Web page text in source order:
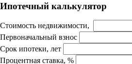
Ипотечный калькулятор
Стоимость недвижимости,
Первоначальный взнос
Срок ипотеки, лет
Процентная ставка, %